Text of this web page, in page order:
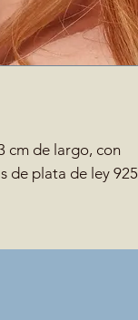
cm de largo, con
de plata de ley 925